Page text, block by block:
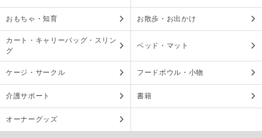
おもちゃ・知育 お散歩・お出かけ
カート・キャリーバッグ・スリン
グ
ベッド・マット
ケージ・サークル フードボウル・小物
介護サポート 書籍
オーナーグッズ